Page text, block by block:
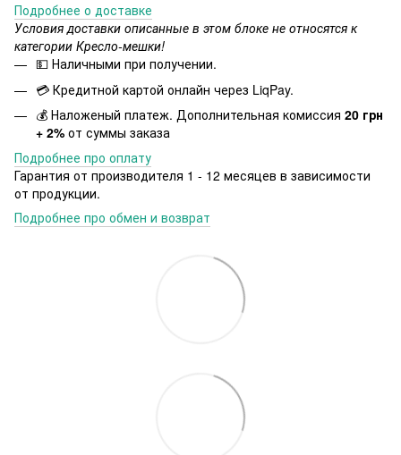
Подробнее о доставке
Условия доставки описанные в этом блоке не относятся к
категории Кресло-мешки!
💵 Наличными при получении.
💳 Кредитной картой онлайн через LiqPay.
💰 Наложеный платеж. Дополнительная комиссия 20 грн
+ 2% от суммы заказа
Подробнее про оплату
Гарантия от производителя 1 - 12 месяцев в зависимости
от продукции.
Подробнее про обмен и возврат